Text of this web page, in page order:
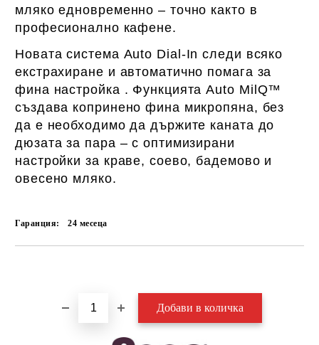
мляко едновременно – точно както в
професионално кафене.
Новата система Auto Dial-In следи всяко
екстрахиране и автоматично помага за
фина настройка . ФункциятаAuto MilQ™
създава копринено фина микропяна, без
да е необходимо да държите каната до
дюзата за пара – с оптимизирани
настройки за краве, соево, бадемово и
овесено мляко.
Гаранция: 24 месеца